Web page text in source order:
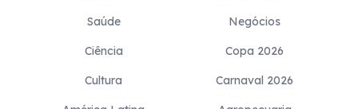
Saúde
Ciência
Cultura
Negócios
Copa 2026
Carnaval 2026